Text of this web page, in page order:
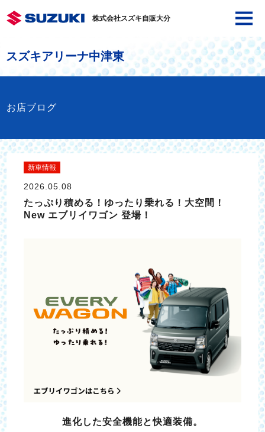
株式会社スズキ自販大分
スズキアリーナ中津東
お店ブログ
新車情報
2026.05.08
たっぷり積める！ゆったり乗れる！大空間！
New エブリイワゴン 登場！
進化した安全機能と快適装備。